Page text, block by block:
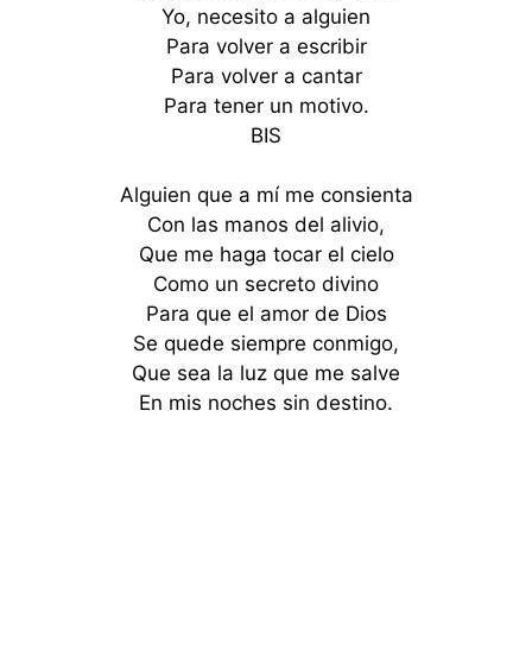
Yo, necesito a alguien
Para volver a escribir
Para volver a cantar
Para tener un motivo.
BIS
Alguien que a mí me consienta
Con las manos del alivio,
Que me haga tocar el cielo
Como un secreto divino
Para que el amor de Dios
Se quede siempre conmigo,
Que sea la luz que me salve
En mis noches sin destino.